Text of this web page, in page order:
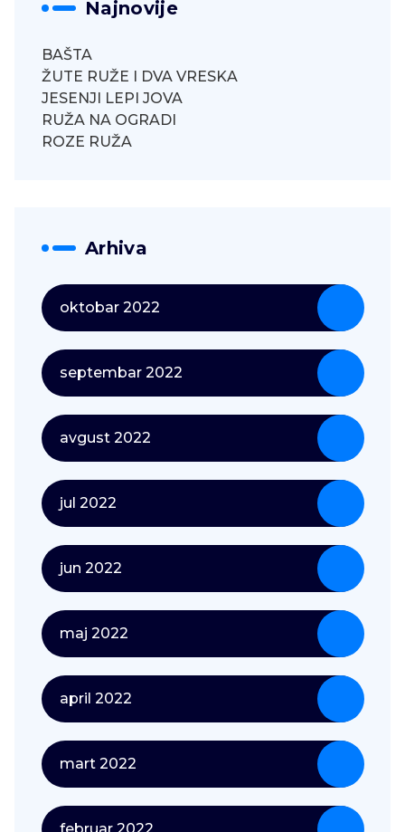
Najnovije
BAŠTA
ŽUTE RUŽE I DVA VRESKA
JESENJI LEPI JOVA
RUŽA NA OGRADI
ROZE RUŽA
Arhiva
oktobar 2022
septembar 2022
avgust 2022
jul 2022
jun 2022
maj 2022
april 2022
mart 2022